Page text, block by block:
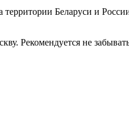
Беларуси и
Рекомендуется не